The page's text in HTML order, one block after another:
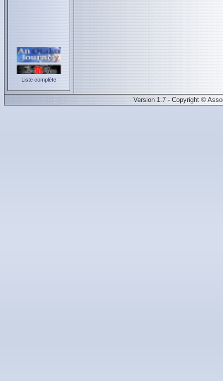
Liste complète
Version 1.7 - Copyright ©